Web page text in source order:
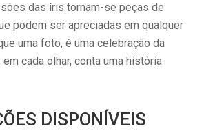
das íris tornam-se peças de
podem ser apreciadas em qualquer
uma foto, é uma celebração da
cada olhar, conta uma história
DISPONÍVEIS